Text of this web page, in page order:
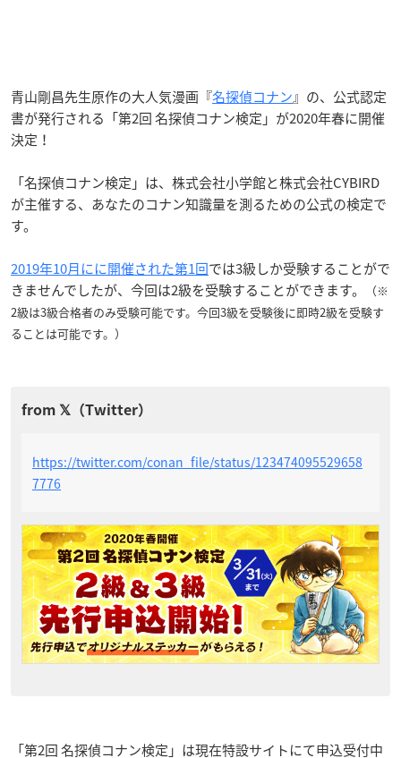
青山剛昌先生原作の大人気漫画『名探偵コナン』の、公式認定
書が発行される「第2回 名探偵コナン検定」が2020年春に開催
決定！
「名探偵コナン検定」は、株式会社小学館と株式会社CYBIRD
が主催する、あなたのコナン知識量を測るための公式の検定で
す。
2019年10月にに開催された第1回では3級しか受験することがで
きませんでしたが、今回は2級を受験することができます。
（※
2級は3級合格者のみ受験可能です。今回3級を受験後に即時2級を受験す
ることは可能です。）
https://twitter.com/conan_file/status/123474095529658
7776
「第2回 名探偵コナン検定」は現在特設サイトにて申込受付中